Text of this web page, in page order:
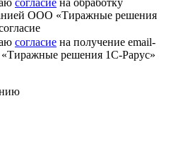
ООО «Тиражные решения
согласие на получение email-
решения 1С-Рарус»